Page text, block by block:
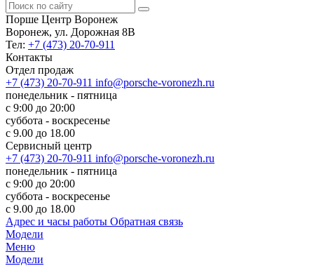
Порше Центр Воронеж
Воронеж, ул. Дорожная 8В
Тел: +7 (473) 20-70-911
Контакты
Отдел продаж
+7 (473) 20-70-911 info@porsche-voronezh.ru
понедельник - пятница
с 9:00 до 20:00
суббота - воскресенье
с 9.00 до 18.00
Сервисный центр
+7 (473) 20-70-911 info@porsche-voronezh.ru
понедельник - пятница
с 9:00 до 20:00
суббота - воскресенье
с 9.00 до 18.00
Адрес и часы работы Обратная связь
Модели
Меню
Модели